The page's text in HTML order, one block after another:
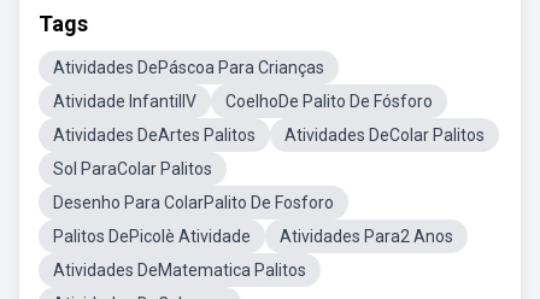
Tags
Atividades DePáscoa Para Crianças
Atividade InfantilIV
CoelhoDe Palito De Fósforo
Atividades DeArtes Palitos
Atividades DeColar Palitos
Sol ParaColar Palitos
Desenho Para ColarPalito De Fosforo
Palitos DePicolè Atividade
Atividades Para2 Anos
Atividades DeMatematica Palitos